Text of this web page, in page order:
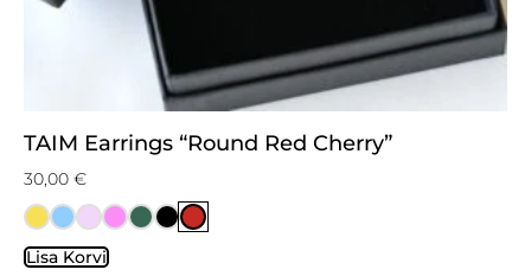
TAIM Earrings “Round Red Cherry”
30,00 €
Lisa Korvi